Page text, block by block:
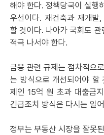
해야 한다. 정책당국이 실행
우선이다. 재건축과 재개
할 것이다. 나아가 국회도
적극 나서야 한다.
금융 관련 규제는 점차적으
는 방식으로 개선되어야 할
제인 15억 원 초과 대출금
긴급조치 방식은 다시는 일
정부는 부동산 시장을 잘못